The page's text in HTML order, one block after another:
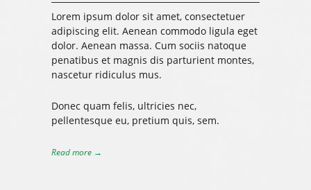
Lorem ipsum dolor sit amet, consectetuer
adipiscing elit. Aenean commodo ligula eget
dolor. Aenean massa. Cum sociis natoque
penatibus et magnis dis parturient montes,
nascetur ridiculus mus.
Donec quam felis, ultricies nec,
pellentesque eu, pretium quis, sem.
Read more →